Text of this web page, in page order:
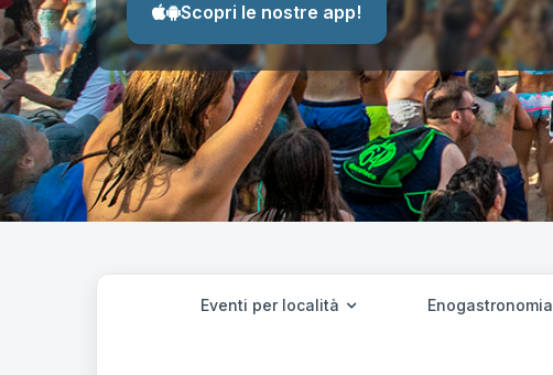
Scopri le nostre app!
Eventi per località Enogastronomia